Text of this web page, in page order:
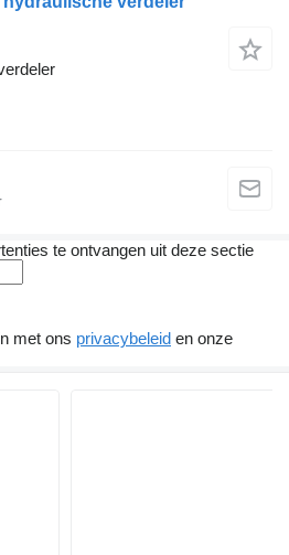
te ontvangen uit deze sectie
met ons privacybeleid en onze